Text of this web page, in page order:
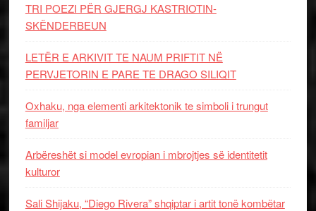
TRI POEZI PËR GJERGJ KASTRIOTIN-
SKËNDERBEUN
LETËR E ARKIVIT TE NAUM PRIFTIT NË
PERVJETORIN E PARE TE DRAGO SILIQIT
Oxhaku, nga elementi arkitektonik te simboli i trungut
familjar
Arbëreshët si model evropian i mbrojtjes së identitetit
kulturor
Sali Shijaku, “Diego Rivera” shqiptar i artit tonë kombëtar